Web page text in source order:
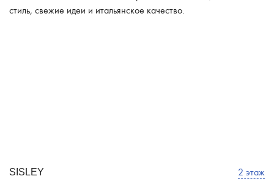
SISLEY 2 этаж
стиль, свежие идеи и итальянское качество.